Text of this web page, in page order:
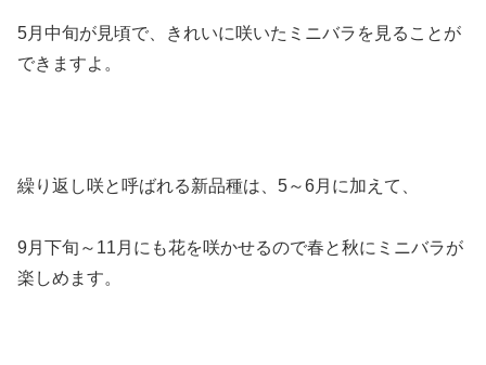
5月中旬が見頃で、きれいに咲いたミニバラを見ることが
できますよ。
繰り返し咲と呼ばれる新品種は、5～6月に加えて、
9月下旬～11月にも花を咲かせるので春と秋にミニバラが
楽しめます。